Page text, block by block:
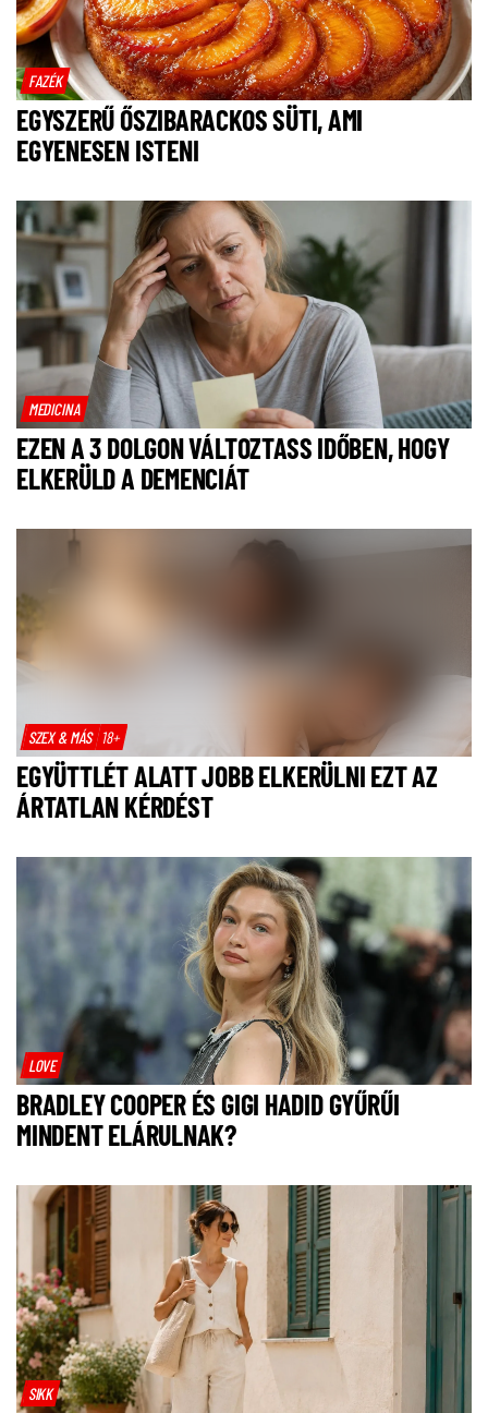
FAZÉK
EGYSZERŰ ŐSZIBARACKOS SÜTI, AMI
EGYENESEN ISTENI
MEDICINA
EZEN A 3 DOLGON VÁLTOZTASS IDŐBEN, HOGY
ELKERÜLD A DEMENCIÁT
SZEX & MÁS 18+
EGYÜTTLÉT ALATT JOBB ELKERÜLNI EZT AZ
ÁRTATLAN KÉRDÉST
LOVE
BRADLEY COOPER ÉS GIGI HADID GYŰRŰI
MINDENT ELÁRULNAK?
SIKK